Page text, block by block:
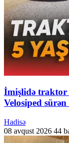
İmişlidə traktor
Velosiped
Hadisə
08 avqust 2026 44